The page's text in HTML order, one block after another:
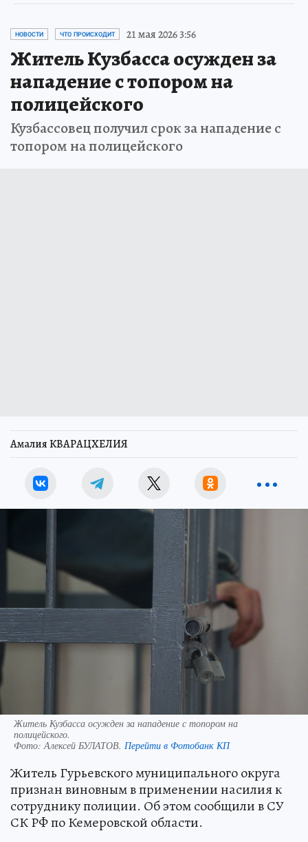
НОВОСТИ ЧТО ПРОИСХОДИТ 21 мая 2026 3:56
Житель Кузбасса осужден за
нападение с топором на
полицейского
Кузбассовец получил срок за нападение с
топором на полицейского
Амалия КВАРАЦХЕЛИЯ
Житель Кузбасса осужден за нападение с топором на
полицейского.
Фото:Алексей БУЛАТОВ. Перейти в Фотобанк КП
Житель Гурьевского муниципального округа
признан виновным в применении насилия к
сотруднику полиции. Об этом сообщили в СУ
СК РФ по Кемеровской области.